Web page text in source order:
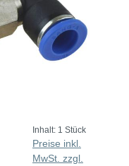
Inhalt: 1 Stück
Preise inkl.
MwSt. zzgl.